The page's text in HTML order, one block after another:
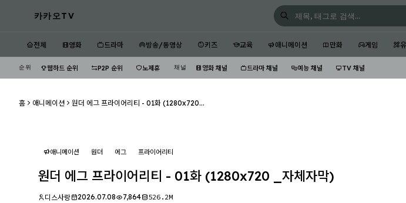
카카오TV
전체 영화 드라마 방송/동영상 키즈 교육 애니메이션 만화 게임
순위 웹하드 순위 P2P 순위 노제휴 채널 영화 채널 드라마 채널 예능 채널 TV 채널
홈 애니메이션 원더 에그 프라이어리티 - 01화 (1280x720...
애니메이션 원더 에그 프라이어리티
원더 에그 프라이어리티 - 01화 (1280x720 _자체자막)
디스사랑 2026.07.08 7,864 526.2M